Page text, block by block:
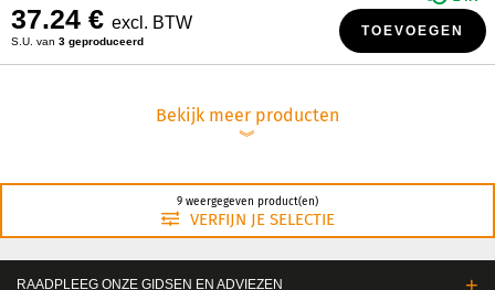
37.24 € excl. BTW
S.U. van 3 geproduceerd
TOEVOEGEN
Bekijk meer producten
︾
9 weergegeven product(en)
VERFIJN JE SELECTIE
RAADPLEEG ONZE GIDSEN EN ADVIEZEN